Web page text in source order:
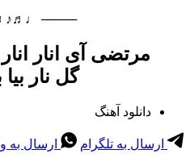
────
مرتضی آی انار انار
گل نار بیا
دانلود آهنگ
ارسال به تلگرام ارسال به